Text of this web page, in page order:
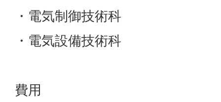
・電気制御技術科
・電気設備技術科
費用